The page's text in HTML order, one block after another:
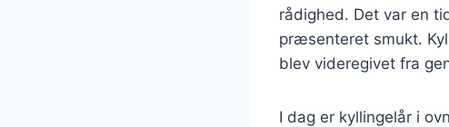
rådighed. Det var en
præsenteret smukt.
blev videregivet fra
I dag er kyllingelår i